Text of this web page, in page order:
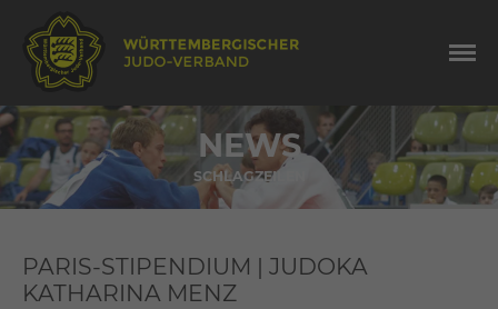
NEWS
SCHLAGZEILEN
PARIS-STIPENDIUM | JUDOKA
KATHARINA MENZ